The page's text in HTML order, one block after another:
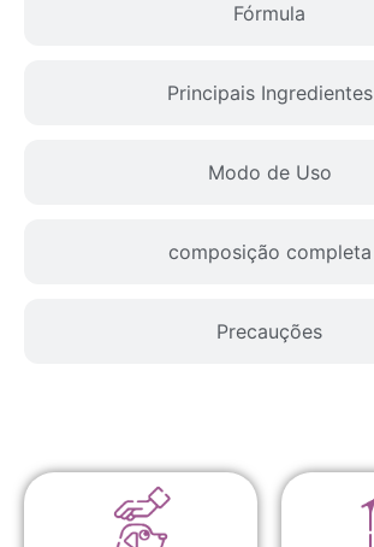
Fórmula
Principais Ingredientes
Modo de Uso
composição completa
Precauções